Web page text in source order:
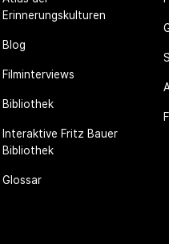
Erinnerungskulturen
Blog
Filminterviews
Bibliothek
Interaktive Fritz Bauer
Bibliothek
Glossar